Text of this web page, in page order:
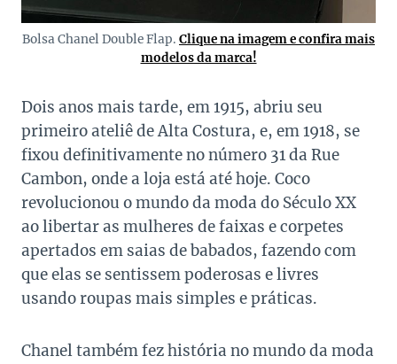
Bolsa Chanel Double Flap. Clique na imagem e confira mais
modelos da marca!
Dois anos mais tarde, em 1915, abriu seu
primeiro ateliê de Alta Costura, e, em 1918, se
fixou definitivamente no número 31 da Rue
Cambon, onde a loja está até hoje. Coco
revolucionou o mundo da moda do Século XX
ao libertar as mulheres de faixas e corpetes
apertados em saias de babados, fazendo com
que elas se sentissem poderosas e livres
usando roupas mais simples e práticas.
Chanel também fez história no mundo da moda